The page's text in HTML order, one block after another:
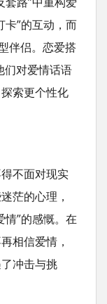
卡”的互动，而
伴侣。恋爱搭
们对爱情话语
索更个性化
不面对现实
茫的心理，
情”的感慨。在
相信爱情，
冲击与挑